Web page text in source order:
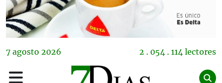
7 agosto 2026 2 . 054 . 114 lectores